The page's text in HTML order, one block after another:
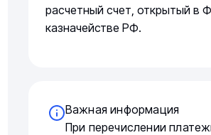
расчетный счет, открытый в
казначействе РФ.
Важная информация
При перечислении